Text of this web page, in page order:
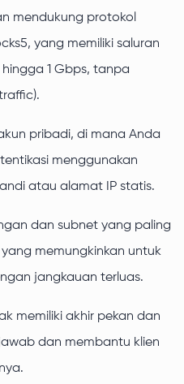
mendukung protokol
yang memiliki saluran
1 Gbps, tanpa
pribadi, di mana Anda
menggunakan
atau alamat IP statis.
dan subnet yang paling
memungkinkan untuk
jangkauan terluas.
memiliki akhir pekan dan
dan membantu klien